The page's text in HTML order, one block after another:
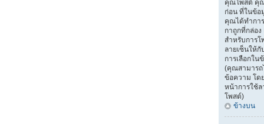
คุณโพสต์ คุณ
ก่อน ที่ในข้อ
คุณได้ทำกา
กาถูกที่กล่อง
สำหรับการ
ลายเซ็นให้
การเลือกใ
(คุณสามารถ
ข้อความ โด
หน้าการใช้
โพสต์)
ข้างบน